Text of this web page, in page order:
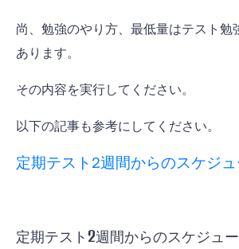
尚、勉強のやり方、最低量はテスト勉
あります。
その内容を実行してください。
以下の記事も参考にしてください。
定期テスト2週間からのスケジ
定期テスト2週間からのスケジュ